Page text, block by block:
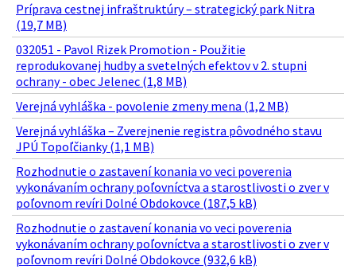
Príprava cestnej infraštruktúry – strategický park Nitra
(19,7 MB)
032051 - Pavol Rizek Promotion - Použitie
reprodukovanej hudby a svetelných efektov v 2. stupni
ochrany - obec Jelenec (1,8 MB)
Verejná vyhláška - povolenie zmeny mena (1,2 MB)
Verejná vyhláška – Zverejnenie registra pôvodného stavu
JPÚ Topoľčianky (1,1 MB)
Rozhodnutie o zastavení konania vo veci poverenia
vykonávaním ochrany poľovníctva a starostlivosti o zver v
poľovnom revíri Dolné Obdokovce (187,5 kB)
Rozhodnutie o zastavení konania vo veci poverenia
vykonávaním ochrany poľovníctva a starostlivosti o zver v
poľovnom revíri Dolné Obdokovce (932,6 kB)